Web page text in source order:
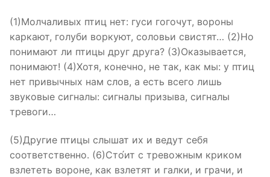
(1)Молчаливых птиц нет: гуси гогочут, вороны
каркают, голуби воркуют, соловьи свистят… (2)Но
понимают ли птицы друг друга? (3)Оказывается,
понимают! (4)Хотя, конечно, не так, как мы: у птиц
нет привычных нам слов, а есть всего лишь
звуковые сигналы: сигналы призыва, сигналы
тревоги…
(5)Другие птицы слышат их и ведут себя
соответственно. (6)Сто́ит с тревожным криком
взлететь вороне, как взлетят и галки, и грачи, и